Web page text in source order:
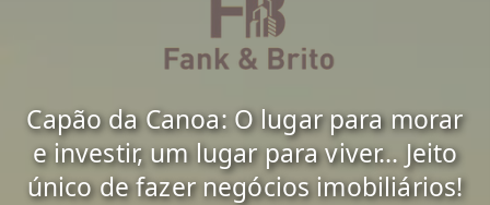
Capão da Canoa: O lugar para morar
e investir, um lugar para viver... Jeito
único de fazer negócios imobiliários!